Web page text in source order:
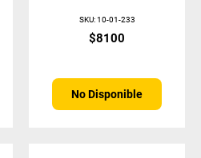
SKU:10-01-233
$8100
No Disponible